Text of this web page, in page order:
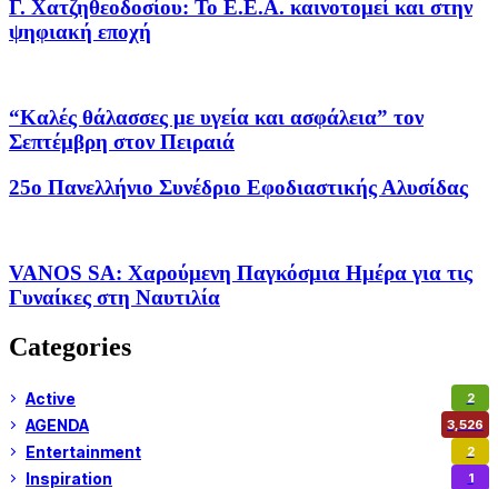
Γ. Χατζηθεοδοσίου: Το Ε.Ε.Α. καινοτομεί και στην
ψηφιακή εποχή
“Καλές θάλασσες με υγεία και ασφάλεια” τον
Σεπτέμβρη στον Πειραιά
25ο Πανελλήνιο Συνέδριο Εφοδιαστικής Αλυσίδας
VANOS SA: Χαρούμενη Παγκόσμια Ημέρα για τις
Γυναίκες στη Ναυτιλία
Categories
Active 2
AGENDA 3,526
Entertainment 2
Inspiration 1